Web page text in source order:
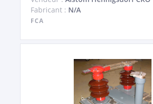
Fabricant : N/A
FCA